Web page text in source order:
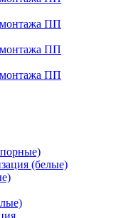
ПП
ПП
ПП
(белые)